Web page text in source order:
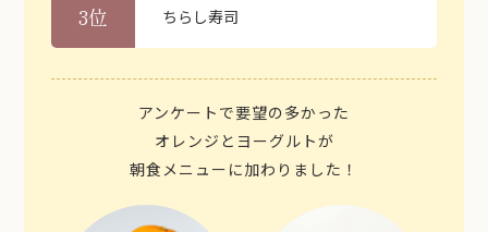
3位 ちらし寿司
アンケートで要望の多かった
オレンジとヨーグルトが
朝食メニューに加わりました！